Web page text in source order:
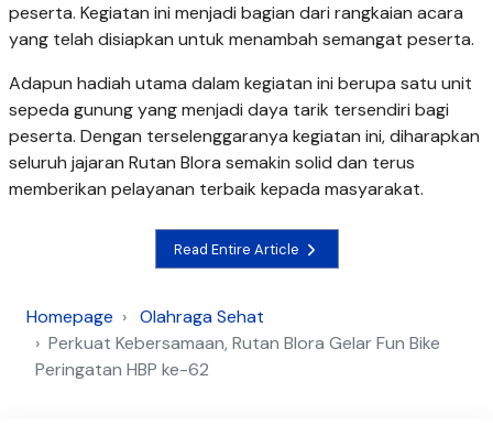
peserta. Kegiatan ini menjadi bagian dari rangkaian acara
yang telah disiapkan untuk menambah semangat peserta.
Adapun hadiah utama dalam kegiatan ini berupa satu unit
sepeda gunung yang menjadi daya tarik tersendiri bagi
peserta. Dengan terselenggaranya kegiatan ini, diharapkan
seluruh jajaran Rutan Blora semakin solid dan terus
memberikan pelayanan terbaik kepada masyarakat.
Read Entire Article
Homepage
Olahraga Sehat
Perkuat Kebersamaan, Rutan Blora Gelar Fun Bike
Peringatan HBP ke-62